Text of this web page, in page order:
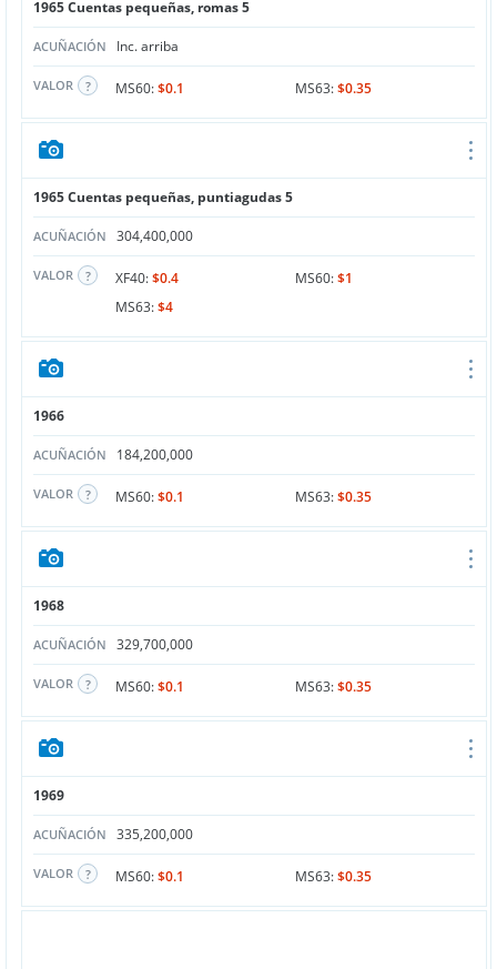
1965 Cuentas pequeñas, romas 5
ACUÑACIÓN Inc. arriba
VALOR MS60:$0.1 MS63:$0.35
1965 Cuentas pequeñas, puntiagudas 5
ACUÑACIÓN 304,400,000
VALOR XF40:$0.4 MS60:$1
MS63:$4
1966
ACUÑACIÓN 184,200,000
VALOR MS60:$0.1 MS63:$0.35
1968
ACUÑACIÓN 329,700,000
VALOR MS60:$0.1 MS63:$0.35
1969
ACUÑACIÓN 335,200,000
VALOR MS60:$0.1 MS63:$0.35